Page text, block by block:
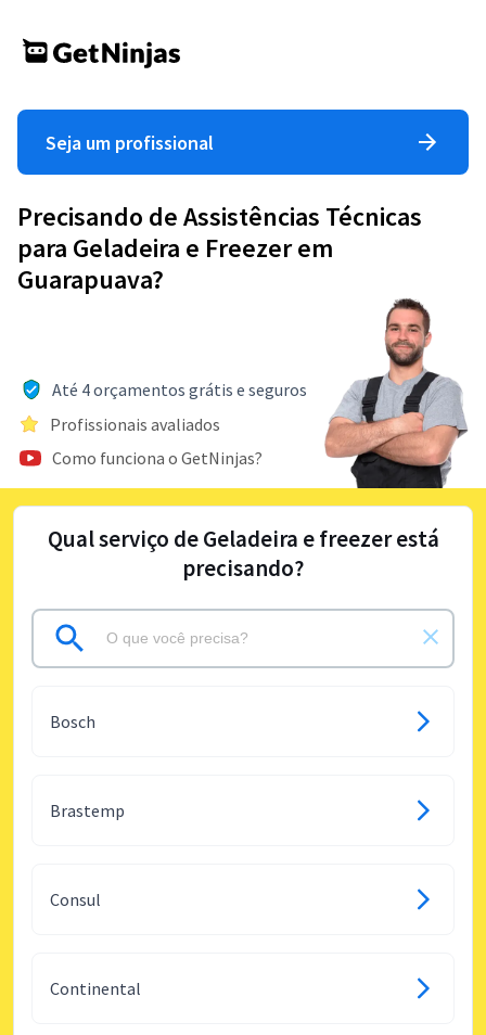
Seja um profissional
Precisando de Assistências Técnicas
para Geladeira e Freezer em
Guarapuava?
Até 4 orçamentos grátis e seguros
Profissionais avaliados
Como funciona o GetNinjas?
Qual serviço de Geladeira e freezer está
precisando?
Bosch
Brastemp
Consul
Continental